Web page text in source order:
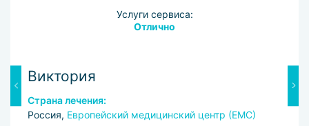
Услуги сервиса:
Отлично
Виктория
Страна лечения:
Россия, Европейский медицинский центр (ЕМС)